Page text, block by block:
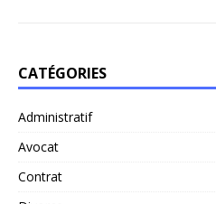
CATÉGORIES
Administratif
Avocat
Contrat